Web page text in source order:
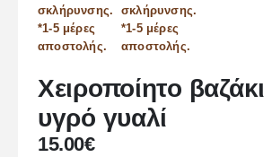
Χειροποίητο
υγρό γυαλί
15.00€